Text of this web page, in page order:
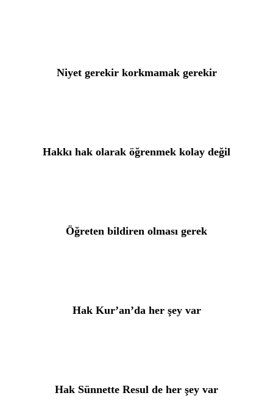
Niyet gerekir korkmamak gerekir
Hakkı hak olarak öğrenmek kolay değil
Öğreten bildiren olması gerek
Hak Kur’an’da her şey var
Hak Sünnette Resul de her şey var